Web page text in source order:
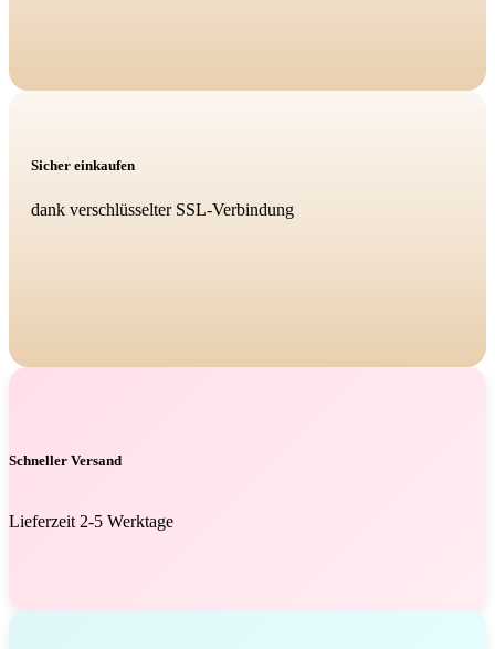
Sicher einkaufen
dank verschlüsselter SSL-Verbindung
Schneller Versand
Lieferzeit 2-5 Werktage